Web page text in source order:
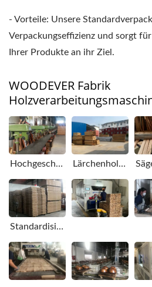
- Vorteile: Unsere
Verpackungseffizienz und sorgt
Ihrer Produkte an ihr Ziel.
WOODEVER Fabrik
Hochgeschwindigkeitsbohrmaschine. Lärchenholz-Zuführbereich.
Standardisierte Verpackungslinie, hohe Versandkosten.